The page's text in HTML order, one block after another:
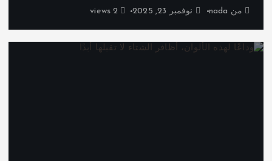
من nada نوفمبر 23, 2025 2 views